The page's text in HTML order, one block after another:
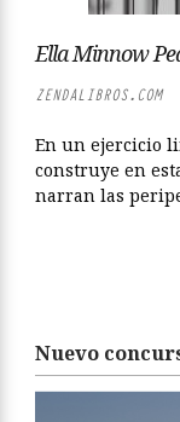
Ella Minnow
ZENDALIBROS.COM
En un ejercicio
construye en
narran las
Nuevo